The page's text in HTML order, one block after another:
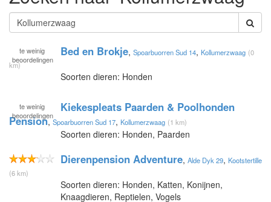
te weinig
beoordelingen
Bed en Brokje, Spoarbuorren Sud 14, Kollumerzwaag (0
km)
Soorten dieren: Honden
te weinig
beoordelingen
Kiekespleats Paarden & Poolhonden
Pension,Spoarbuorren Sud 17, Kollumerzwaag (1 km)
Soorten dieren: Honden, Paarden
Dierenpension Adventure, Alde Dyk 29, Kootstertille
(6 km)
Soorten dieren: Honden, Katten, Konijnen,
Knaagdieren, Reptielen, Vogels